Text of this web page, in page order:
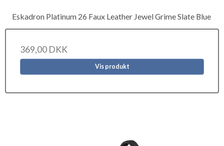
Eskadron Platinum 26 Faux Leather Jewel Grime Slate Blue
369,00 DKK
Vis produkt